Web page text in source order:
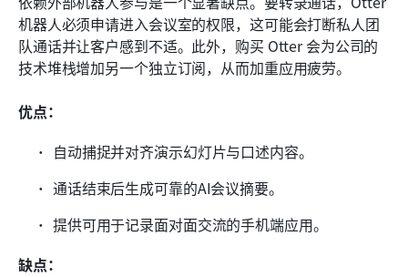
机器人必须申请进入会议室的权限，这可能会打断私人团
队通话并让客户感到不适。此外，购买 Otter 会为公司的
技术堆栈增加另一个独立订阅，从而加重应用疲劳。
优点：
自动捕捉并对齐演示幻灯片与口述内容。
通话结束后生成可靠的AI会议摘要。
提供可用于记录面对面交流的手机端应用。
缺点：